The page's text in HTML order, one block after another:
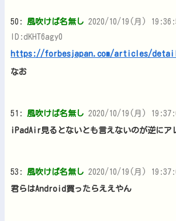
50: 風吹けば名無し 2020/10/19(月)
ID:dKHT6agy0
https://forbesjapan.com/articles/
なお
51: 風吹けば名無し 2020/10/19(月)
iPadAir見るとないとも言えないのが逆にア
53: 風吹けば名無し 2020/10/19(月)
君らはAndroid買ったらええやん